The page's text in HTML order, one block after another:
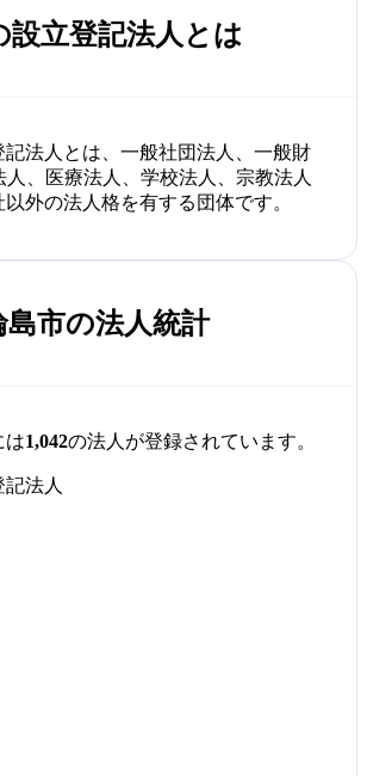
設立登記法人とは
記法人とは、一般社団法人、一般財
人、医療法人、学校法人、宗教法人
外の法人格を有する団体です。
島市の法人統計
は1,042の法人が登録されています。
法人